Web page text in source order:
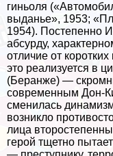
гиньоля
выданье», 1953;
1954). Постепенно
абсурду,
отличие от
это реализуется в
(Беранже) —
современным Дон-
сменилась
возникло
лица
герой тщетно